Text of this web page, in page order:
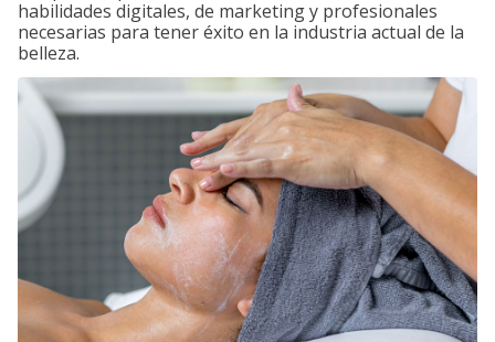
habilidades digitales, de marketing y profesionales
necesarias para tener éxito en la industria actual de la
belleza.